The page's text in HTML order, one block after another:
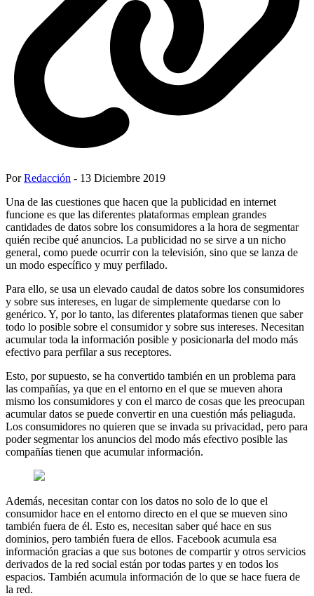
PorRedacción - 13 Diciembre 2019
Una de las cuestiones que hacen que la publicidad en internet
funcione es que las diferentes plataformas emplean grandes
cantidades de datos sobre los consumidores a la hora de segmentar
quién recibe qué anuncios. La publicidad no se sirve a un nicho
general, como puede ocurrir con la televisión, sino que se lanza de
un modo específico y muy perfilado.
Para ello, se usa un elevado caudal de datos sobre los consumidores
y sobre sus intereses, en lugar de simplemente quedarse con lo
genérico. Y, por lo tanto, las diferentes plataformas tienen que saber
todo lo posible sobre el consumidor y sobre sus intereses. Necesitan
acumular toda la información posible y posicionarla del modo más
efectivo para perfilar a sus receptores.
Esto, por supuesto, se ha convertido también en un problema para
las compañías, ya que en el entorno en el que se mueven ahora
mismo los consumidores y con el marco de cosas que les preocupan
acumular datos se puede convertir en una cuestión más peliaguda.
Los consumidores no quieren que se invada su privacidad, pero para
poder segmentar los anuncios del modo más efectivo posible las
compañías tienen que acumular información.
Además, necesitan contar con los datos no solo de lo que el
consumidor hace en el entorno directo en el que se mueven sino
también fuera de él. Esto es, necesitan saber qué hace en sus
dominios, pero también fuera de ellos. Facebook acumula esa
información gracias a que sus botones de compartir y otros servicios
derivados de la red social están por todas partes y en todos los
espacios. También acumula información de lo que se hace fuera de
la red.